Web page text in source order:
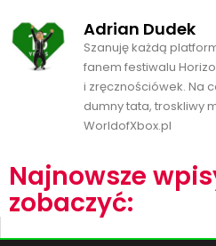
Adrian Dudek
Szanuję każdą
fanem festiwalu
i zręcznościówek. Na
dumny tata, troskliwy
WorldofXbox.pl
Najnowsze
zobaczyć: